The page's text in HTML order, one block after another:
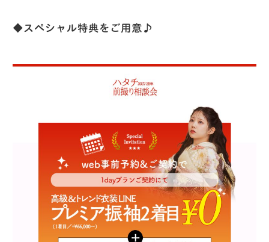
◆スペシャル特典をご用意♪